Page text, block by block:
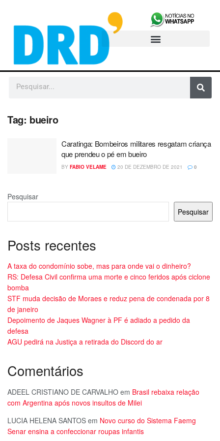
Tag: bueiro
Caratinga: Bombeiros militares resgatam criança
que prendeu o pé em bueiro
BY FABIO VELAME 20 DE DEZEMBRO DE 2021 0
Pesquisar
Pesquisar
Posts recentes
A taxa do condomínio sobe, mas para onde vai o dinheiro?
RS: Defesa Civil confirma uma morte e cinco feridos após ciclone
bomba
STF muda decisão de Moraes e reduz pena de condenada por 8
de janeiro
Depoimento de Jaques Wagner à PF é adiado a pedido da
defesa
AGU pedirá na Justiça a retirada do Discord do ar
Comentários
ADEEL CRISTIANO DE CARVALHO em Brasil rebaixa relação
com Argentina após novos insultos de Milei
LUCIA HELENA SANTOS em Novo curso do Sistema Faemg
Senar ensina a confeccionar roupas infantis